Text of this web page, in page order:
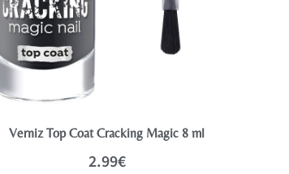
Verniz Top Coat Cracking Magic 8 ml
2.99€